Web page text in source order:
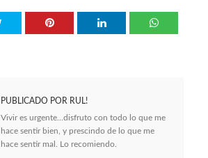
PUBLICADO POR RUL!
Vivir es urgente...disfruto con todo lo que me
hace sentir bien, y prescindo de lo que me
hace sentir mal. Lo recomiendo.